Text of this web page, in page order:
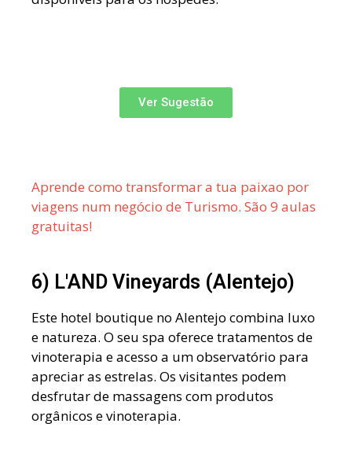
Ver Sugestão
Aprende como transformar a tua paixao por
viagens num negócio de Turismo. São 9 aulas
gratuitas!
6) L'AND Vineyards (Alentejo)
Este hotel boutique no Alentejo combina luxo
e natureza. O seu spa oferece tratamentos de
vinoterapia e acesso a um observatório para
apreciar as estrelas. Os visitantes podem
desfrutar de massagens com produtos
orgânicos e vinoterapia.